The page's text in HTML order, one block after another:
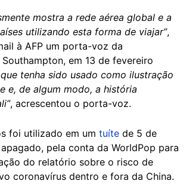
mostra a rede aérea global e a
utilizando esta forma de viajar”,
à AFP um porta-voz da
em 13 de fevereiro
que tenha sido usado como ilustração
e, de algum modo, a história
, acrescentou o porta-voz.
foi utilizado em um tuíte de 5 de
pela conta da WorldPop para
do relatório sobre o risco de
coronavírus dentro e fora da China.